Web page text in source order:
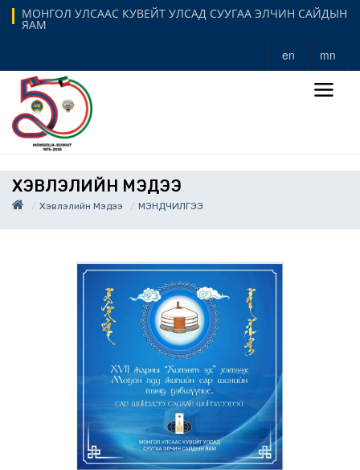
МОНГОЛ УЛСААС КУВЕЙТ УЛСАД СУУГАА ЭЛЧИН САЙДЫН
ЯАМ
en mn
ХЭВЛЭЛИЙН МЭДЭЭ
Хэвлэлийн Мэдээ МЭНДЧИЛГЭЭ